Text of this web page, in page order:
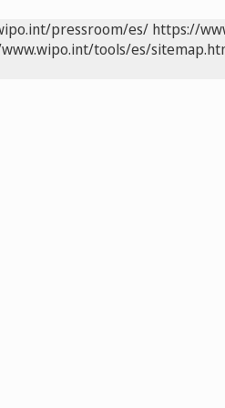
pressroom/es/ https://
tools/es/